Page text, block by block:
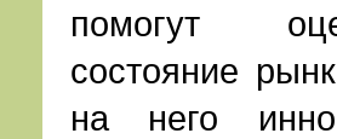
помогут
состояние
на него